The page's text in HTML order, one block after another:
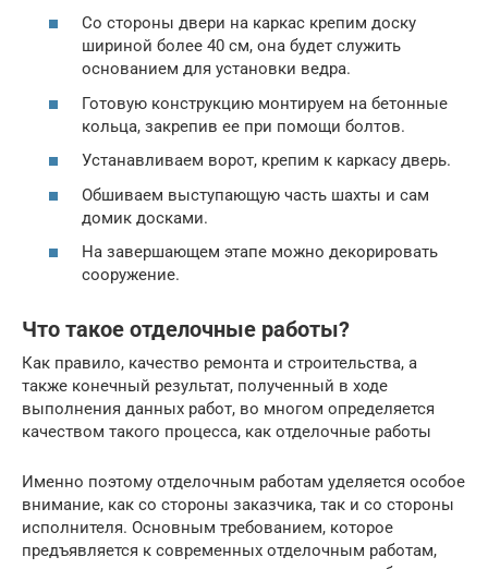
Со стороны двери на каркас крепим доску
шириной более 40 см, она будет служить
основанием для установки ведра.
Готовую конструкцию монтируем на бетонные
кольца, закрепив ее при помощи болтов.
Устанавливаем ворот, крепим к каркасу дверь.
Обшиваем выступающую часть шахты и сам
домик досками.
На завершающем этапе можно декорировать
сооружение.
Что такое отделочные работы?
Как правило, качество ремонта и строительства, а
также конечный результат, полученный в ходе
выполнения данных работ, во многом определяется
качеством такого процесса, как отделочные работы
Именно поэтому отделочным работам уделяется особое
внимание, как со стороны заказчика, так и со стороны
исполнителя. Основным требованием, которое
предъявляется к современных отделочным работам,